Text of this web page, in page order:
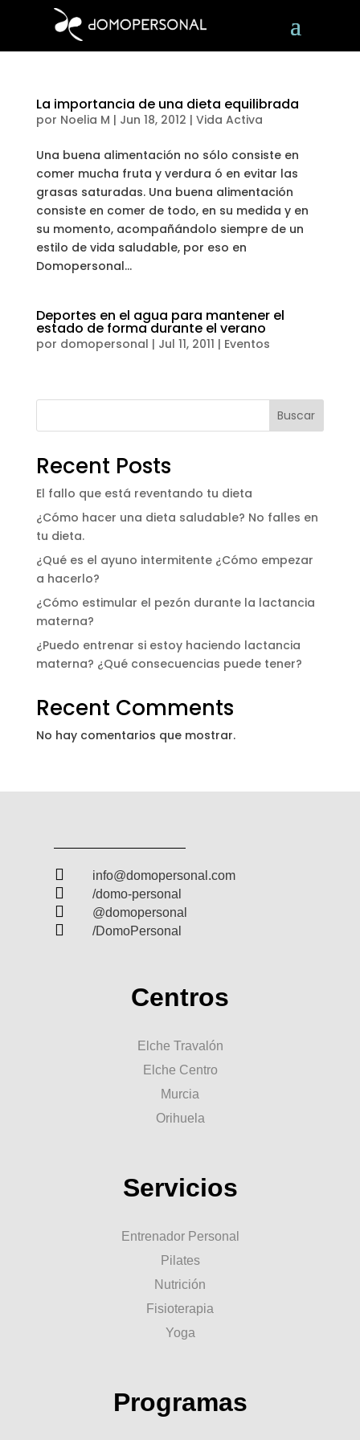
La importancia de una dieta equilibrada
por Noelia M | Jun 18, 2012 | Vida Activa
Una buena alimentación no sólo consiste en
comer mucha fruta y verdura ó en evitar las
grasas saturadas. Una buena alimentación
consiste en comer de todo, en su medida y en
su momento, acompañándolo siempre de un
estilo de vida saludable, por eso en
Domopersonal...
Deportes en el agua para mantener el
estado de forma durante el verano
por domopersonal | Jul 11, 2011 | Eventos
Buscar
Recent Posts
El fallo que está reventando tu dieta
¿Cómo hacer una dieta saludable? No falles en
tu dieta.
¿Qué es el ayuno intermitente ¿Cómo empezar
a hacerlo?
¿Cómo estimular el pezón durante la lactancia
materna?
¿Puedo entrenar si estoy haciendo lactancia
materna? ¿Qué consecuencias puede tener?
Recent Comments
No hay comentarios que mostrar.
 info@domopersonal.com
 /domo-personal
 @domopersonal
 /DomoPersonal
Centros
Elche Travalón
Elche Centro
Murcia
Orihuela
Servicios
Entrenador Personal
Pilates
Nutrición
Fisioterapia
Yoga
Programas